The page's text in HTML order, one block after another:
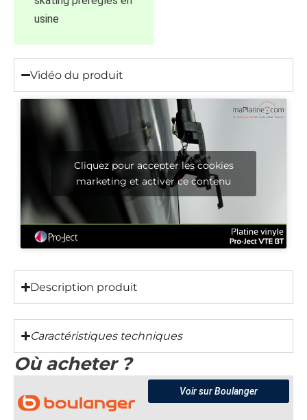
usine
Vidéo du produit
Cliquez pour accepter les cookies
marketing et activer ce contenu
Description produit
Caractéristiques techniques
Où acheter ?
Voir sur Boulanger